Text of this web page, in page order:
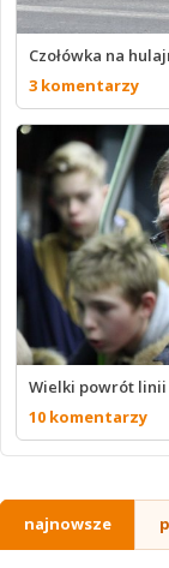
Czołówka na
3 komentarzy
Wielki powrót linii
10 komentarzy
najnowsze